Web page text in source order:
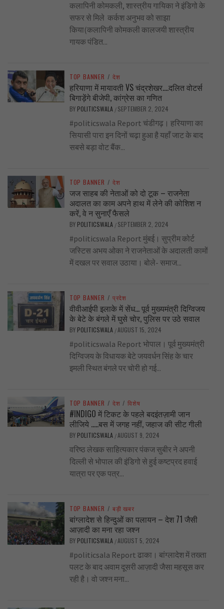
कलापिनी कोमकली, शास्त्रीय गायिका ने इंडिगो के
सफर से मिले कर्कश अनुभव को साझा
किया(कलापिनी कोमकली कालजयी शास्त्रीय
गायक पंडित...
TOP BANNER / देश
हरियाणा में मायावती VS चंद्रशेखर….दलित वोटर्स
बिगाड़ेंगे बीजेपी, कांग्रेस का गणित
BY POLITICSWALA / SEPTEMBER 2, 2024
#politicswala Report चंडीगढ़। हरियाणा का
सियासी पारा इन दिनों चढ़ा हुआ है यहाँ जाट के बाद
सबसे बड़ा वोट बैंक...
TOP BANNER / देश
जज साहब की नेताओं को दो टूक – राजनेता
अदालत का काम अपने हाथ में लेने की कोशिश न
करें, वे न सुनाएँ फैसले
BY POLITICSWALA / SEPTEMBER 2, 2024
#politicswala Report मुंबई। सुप्रीम कोर्ट
जस्टिस अभय ओका ने राजनेताओं के अदालती कामों
में दखल पर सवाल उठाया। बोले- समाज...
TOP BANNER / प्रदेश
वीवीआईपी इलाके में सेंध… पूर्व मुख्यमंत्री दिग्विजय
के बेटे के बंगले में घुसे चोर, पुलिस पर उठे सवाल
BY POLITICSWALA /AUGUST 15, 2024
#politicswala Report भोपाल। पूर्व मुख्यमंत्री
दिग्विजय के विधायक बेटे जयवर्धन सिंह के चार
इमली स्थित बंगले पर चोरी हो गई...
TOP BANNER / देश / विशेष
#INDIGO में टिकट के पहले बदइंतज़ामी जान
लीजिये …..बस में जगह नहीं, जहाज की सीट गीली
BY POLITICSWALA /AUGUST 9, 2024
वरिष्ठ लेखक साहित्यकार पंकज सुबीर ने अपनी
दिल्ली से भोपाल की इंडिगो से हुई कष्टप्रद हवाई
यात्रा पर एक पत्र...
TOP BANNER / बड़ी खबर
बांग्लादेश से हिन्दुओं का पलायन – देश 71 जैसी
आज़ादी का मना रहा जश्न
BY POLITICSWALA /AUGUST 5, 2024
#politicsala Report ढाका। बांग्लादेश में तख्ता
पलट के बाद अवाम दूसरी आज़ादी जैसा महसूस कर
रही है। वो जश्न मना...